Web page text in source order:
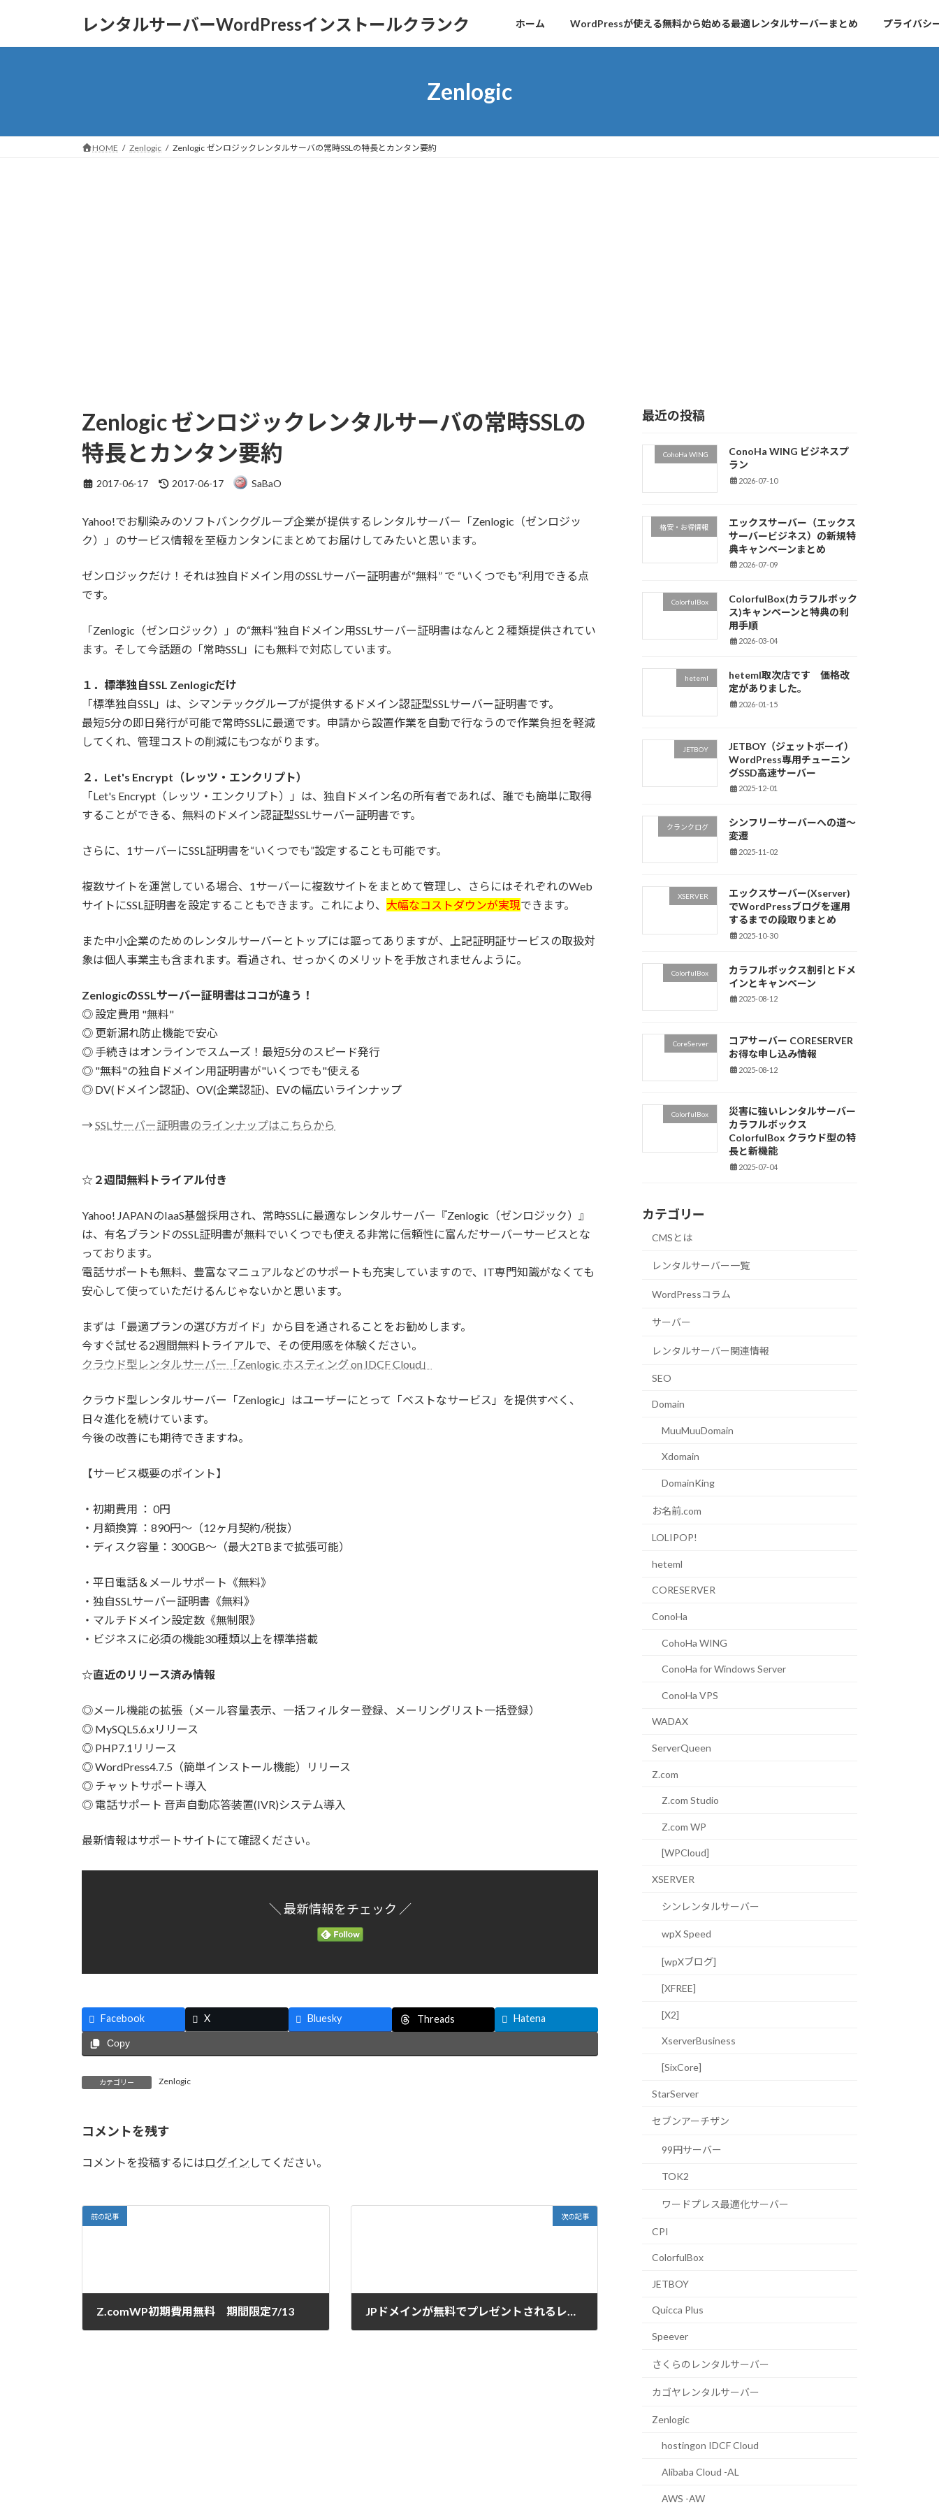
レンタルサーバーWordPressインストールクランク ホーム WordPressが使える無料から始める最適レンタルサーバーまとめ プライバシ
Zenlogic
HOME Zenlogic Zenlogic ゼンロジックレンタルサーバの常時SSLの特長とカンタン要約
Zenlogic ゼンロジックレンタルサーバの常時SSLの
特長とカンタン要約
2017-06-17
最
新
日
2017-06-17 SaBaO
Yahoo!でお馴染みのソフトバンクグループ企業が提供するレンタルサーバー「Zenlogic（ゼンロジッ
ク）」のサービス情報を至極カンタンにまとめてお届けしてみたいと思います。
ゼンロジックだけ！それは独自ドメイン用のSSLサーバー証明書が“無料” で “いくつでも”利用できる点
です。
「Zenlogic（ゼンロジック）」の“無料”独自ドメイン用SSLサーバー証明書はなんと２種類提供されてい
ます。そして今話題の「常時SSL」にも無料で対応しています。
１．標準独自SSL Zenlogicだけ
「標準独自SSL」は、シマンテックグループが提供するドメイン認証型SSLサーバー証明書です。
最短5分の即日発行が可能で常時SSLに最適です。申請から設置作業を自動で行なうので作業負担を軽減
してくれ、管理コストの削減にもつながります。
２．Let's Encrypt（レッツ・エンクリプト）
「Let's Encrypt（レッツ・エンクリプト）」は、独自ドメイン名の所有者であれば、誰でも簡単に取得
することができる、無料のドメイン認証型SSLサーバー証明書です。
さらに、1サーバーにSSL証明書を“いくつでも”設定することも可能です。
複数サイトを運営している場合、1サーバーに複数サイトをまとめて管理し、さらにはそれぞれのWeb
サイトにSSL証明書を設定することもできます。これにより、 大幅なコストダウンが実現できます。
また中小企業のためのレンタルサーバーとトップには謳ってありますが、上記証明証サービスの取扱対
象は個人事業主も含まれます。看過され、せっかくのメリットを手放されませんように。
ZenlogicのSSLサーバー証明書はココが違う！
◎ 設定費用 "無料"
◎ 更新漏れ防止機能で安心
◎ 手続きはオンラインでスムーズ！最短5分のスピード発行
◎ "無料"の独自ドメイン用証明書が"いくつでも"使える
◎ DV(ドメイン認証)、OV(企業認証)、EVの幅広いラインナップ
→SSLサーバー証明書のラインナップはこちらから
☆２週間無料トライアル付き
Yahoo! JAPANのIaaS基盤採用され、常時SSLに最適なレンタルサーバー『Zenlogic（ゼンロジック）』
は、有名ブランドのSSL証明書が無料でいくつでも使える非常に信頼性に富んだサーバーサービスとな
っております。
電話サポートも無料、豊富なマニュアルなどのサポートも充実していますので、IT専門知識がなくても
安心して使っていただけるんじゃないかと思います。
まずは「最適プランの選び方ガイド」から目を通されることをお勧めします。
今すぐ試せる2週間無料トライアルで、その使用感を体験ください。
クラウド型レンタルサーバー「Zenlogic ホスティング on IDCF Cloud」
クラウド型レンタルサーバー「Zenlogic」はユーザーにとって「ベストなサービス」を提供すべく、
日々進化を続けています。
今後の改善にも期待できますね。
【サービス概要のポイント】
・初期費用 ： 0円
・月額換算 ：890円～（12ヶ月契約/税抜）
・ディスク容量：300GB～（最大2TBまで拡張可能）
・平日電話＆メールサポート《無料》
・独自SSLサーバー証明書《無料》
・マルチドメイン設定数《無制限》
・ビジネスに必須の機能30種類以上を標準搭載
☆直近のリリース済み情報
◎メール機能の拡張（メール容量表示、一括フィルター登録、メーリングリスト一括登録）
◎ MySQL5.6.xリリース
◎ PHP7.1リリース
◎ WordPress4.7.5（簡単インストール機能）リリース
◎ チャットサポート導入
◎ 電話サポート 音声自動応答装置(IVR)システム導入
最新情報はサポートサイトにて確認ください。
＼ 最新情報をチェック ／
Facebook X Bluesky Threads Hatena
Copy
カテゴリー Zenlogic
コメントを残す
コメントを投稿するにはログイン してください。
前の記事
Z.comWP初期費用無料 期間限定7/13
次の記事
JPドメインが無料でプレゼントされるレンタルサーバー ただしプラン限定x20/x30
最近の投稿
CohoHa WING
ConoHa WING ビジネスプ
ラン
2026-07-10
格安・お得情報
エックスサーバー（エックス
サーバービジネス）の新規特
典キャンペーンまとめ
2026-07-09
ColorfulBox
ColorfulBox(カラフルボック
ス)キャンペーンと特典の利
用手順
2026-03-04
heteml
heteml取次店です 価格改
定がありました。
2026-01-15
JETBOY
JETBOY（ジェットボーイ）
WordPress専用チューニン
グSSD高速サーバー
2025-12-01
クランクログ
シンフリーサーバーへの道～
変遷
2025-11-02
XSERVER
エックスサーバー(Xserver)
でWordPressブログを運用
するまでの段取りまとめ
2025-10-30
ColorfulBox
カラフルボックス割引とドメ
インとキャンペーン
2025-08-12
CoreServer
コアサーバー CORESERVER
お得な申し込み情報
2025-08-12
ColorfulBox
災害に強いレンタルサーバー
カラフルボックス
ColorfulBox クラウド型の特
長と新機能
2025-07-04
カテゴリー
CMSとは
レンタルサーバー一覧
WordPressコラム
サーバー
レンタルサーバー関連情報
SEO
Domain
MuuMuuDomain
Xdomain
DomainKing
お名前.com
LOLIPOP!
heteml
CORESERVER
ConoHa
CohoHa WING
ConoHa for Windows Server
ConoHa VPS
WADAX
ServerQueen
Z.com
Z.com Studio
Z.com WP
[WPCloud]
XSERVER
シンレンタルサーバー
wpX Speed
[wpXブログ]
[XFREE]
[X2]
XserverBusiness
[SixCore]
StarServer
セブンアーチザン
99円サーバー
TOK2
ワードプレス最適化サーバー
CPI
ColorfulBox
JETBOY
Quicca Plus
Speever
さくらのレンタルサーバー
カゴヤレンタルサーバー
Zenlogic
hostingon IDCF Cloud
Alibaba Cloud -AL
AWS -AW